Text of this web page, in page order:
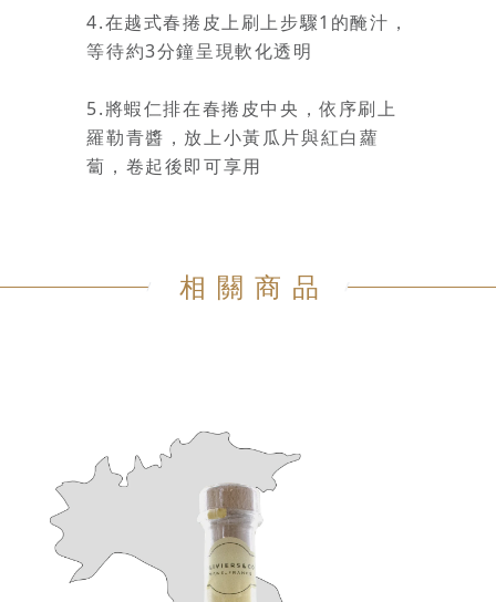
4.在越式春捲皮上刷上步驟1的醃汁，
等待約3分鐘呈現軟化透明
5.將蝦仁排在春捲皮中央，依序刷上
羅勒青醬，放上小黃瓜片與紅白蘿
蔔，卷起後即可享用
相關商品